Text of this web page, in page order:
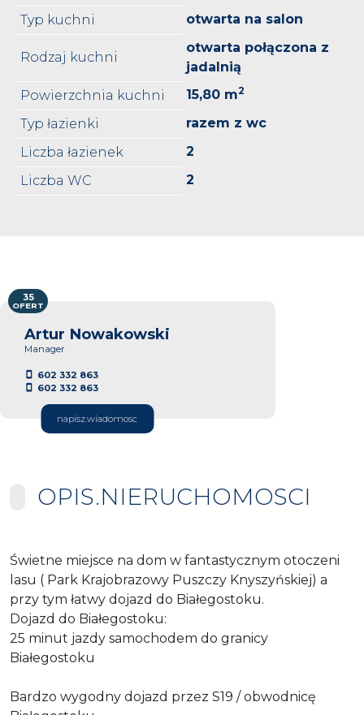
Typ kuchni otwarta na salon
Rodzaj kuchni
otwarta połączona z
jadalnią
Powierzchnia kuchni
15,80 m2
Typ łazienki
razem z wc
Liczba łazienek
2
Liczba WC
2
Artur Nowakowski
Manager
602 332 863
602 332 863
napisz.wiadomosc
35
OFERT
OPIS.NIERUCHOMOSCI
Świetne miejsce na dom w fantastycznym otoczeni
lasu ( Park Krajobrazowy Puszczy Knyszyńskiej) a
przy tym łatwy dojazd do Białegostoku.
Dojazd do Białegostoku:
25 minut jazdy samochodem do granicy
Białegostoku
Bardzo wygodny dojazd przez S19 / obwodnicę